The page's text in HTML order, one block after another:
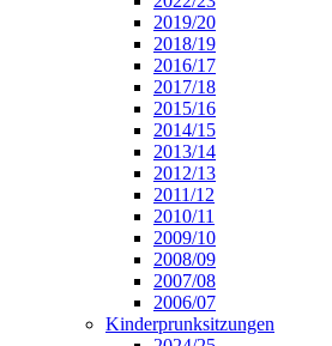
2019/20
2018/19
2016/17
2017/18
2015/16
2014/15
2013/14
2012/13
2011/12
2010/11
2009/10
2008/09
2007/08
2006/07
Kinderprunksitzungen